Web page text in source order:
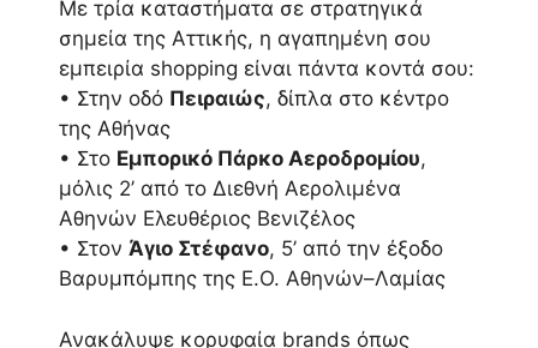
Με τρία καταστήματα σε στρατηγικά
σημεία της Αττικής, η αγαπημένη σου
εμπειρία shopping είναι πάντα κοντά σου:
• Στην οδό Πειραιώς, δίπλα στο κέντρο
της Αθήνας
• Στο Εμπορικό Πάρκο Αεροδρομίου,
μόλις 2’ από το Διεθνή Αερολιμένα
Αθηνών Ελευθέριος Βενιζέλος
• Στον Άγιο Στέφανο, 5’ από την έξοδο
Βαρυμπόμπης της Ε.Ο. Αθηνών–Λαμίας
Ανακάλυψε κορυφαία brands όπως